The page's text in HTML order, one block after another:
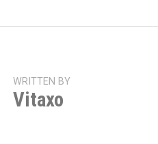
WRITTEN BY
Vitaxo